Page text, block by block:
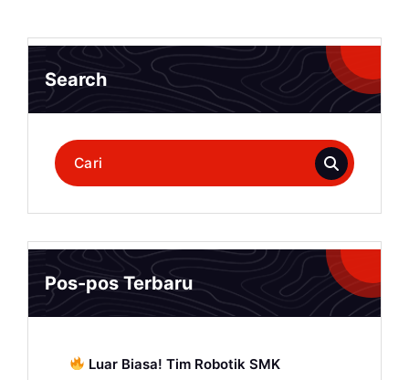
Search
Pencarian
untuk:
Pos-pos Terbaru
Luar Biasa! Tim Robotik SMK